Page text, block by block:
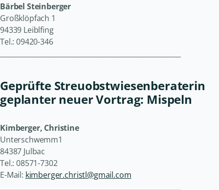
Bärbel Steinberger
Großklöpfach 1
94339 Leiblfing
Tel.: 09420-346
Geprüfte Streuobstwiesenberaterin
geplanter neuer Vortrag: Mispeln
Kimberger, Christine
Unterschwemm1
84387 Julbac
Tel.: 08571-7302
E-Mail: kimberger.christl@gmail.com